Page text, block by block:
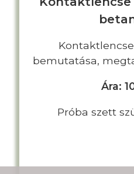
bemutatása,
Ára:
Próba szett